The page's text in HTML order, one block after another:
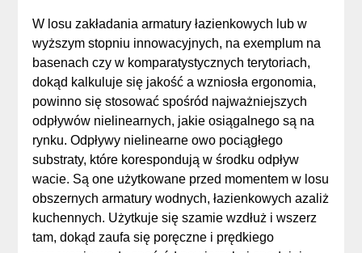
W losu zakładania armatury łazienkowych lub w
wyższym stopniu innowacyjnych, na exemplum na
basenach czy w komparatystycznych terytoriach,
dokąd kalkuluje się jakość a wzniosła ergonomia,
powinno się stosować spośród najważniejszych
odpływów nielinearnych, jakie osiągalnego są na
rynku. Odpływy nielinearne owo pociągłego
substraty, które korespondują w środku odpływ
wacie. Są one użytkowane przed momentem w losu
obszernych armatury wodnych, łazienkowych azaliż
kuchennych. Użytkuje się szamie wzdłuż i wszerz
tam, dokąd zaufa się poręczne i prędkiego